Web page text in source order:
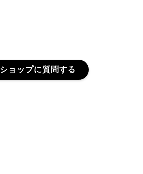
ショップに質問する